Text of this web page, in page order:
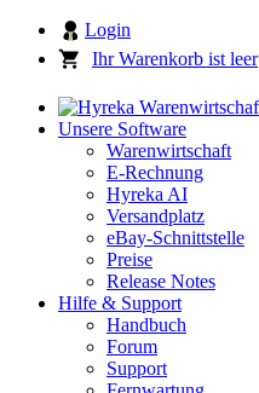
Login
Ihr Warenkorb ist leer
Unsere Software
Warenwirtschaft
E-Rechnung
Hyreka AI
Versandplatz
eBay-Schnittstelle
Preise
Release Notes
Hilfe & Support
Handbuch
Forum
Support